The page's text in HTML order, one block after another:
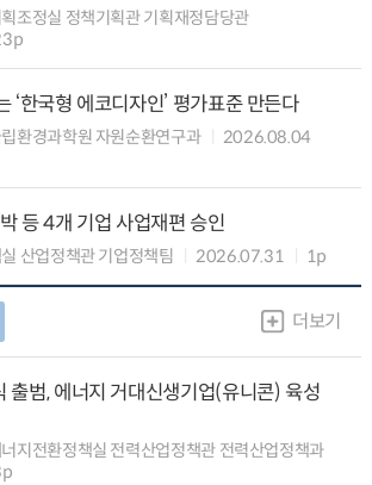
조정실 정책기획관 기획재정담당관
‘한국형 에코디자인’ 평가표준 만든다
환경과학원 자원순환연구과
2026.08.04
등 4개 기업 사업재편 승인
산업정책관 기업정책팀 2026.07.31 1p
더보기
출범, 에너지 거대신생기업(유니콘) 육성
지전환정책실 전력산업정책관 전력산업정책과